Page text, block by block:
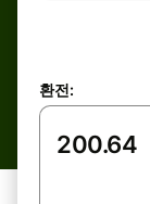
환전: